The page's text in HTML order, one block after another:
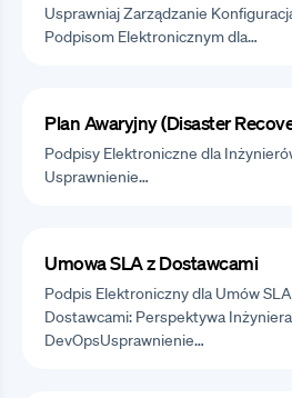
Usprawniaj Zarządzanie
Podpisom Elektronicznym dla…
Plan Awaryjny (Disaster
Podpisy Elektroniczne dla
Usprawnienie…
Umowa SLA z Dostawcami
Podpis Elektroniczny dla Umów
Dostawcami: Perspektywa Inżyniera
DevOpsUsprawnienie…